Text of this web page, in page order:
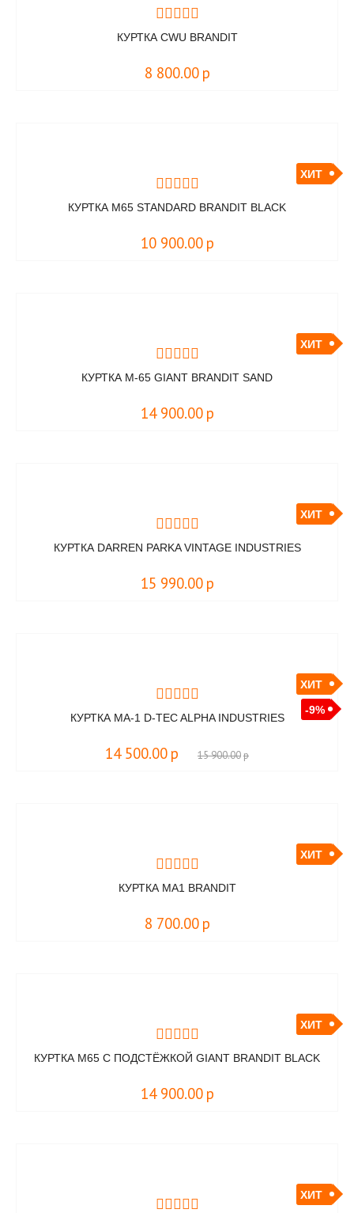
КУРТКА CWU BRANDIT
8 800.00 р
ХИТ
КУРТКА M65 STANDARD BRANDIT BLACK
10 900.00 р
ХИТ
КУРТКА M-65 GIANT BRANDIT SAND
14 900.00 р
ХИТ
КУРТКА DARREN PARKA VINTAGE INDUSTRIES
15 990.00 р
-9%
ХИТ
КУРТКА MA-1 D-TEC ALPHA INDUSTRIES
14 500.00 р 15 900.00р
ХИТ
КУРТКА MA1 BRANDIT
8 700.00 р
ХИТ
КУРТКА M65 С ПОДСТЁЖКОЙ GIANT BRANDIT BLACK
14 900.00 р
ХИТ